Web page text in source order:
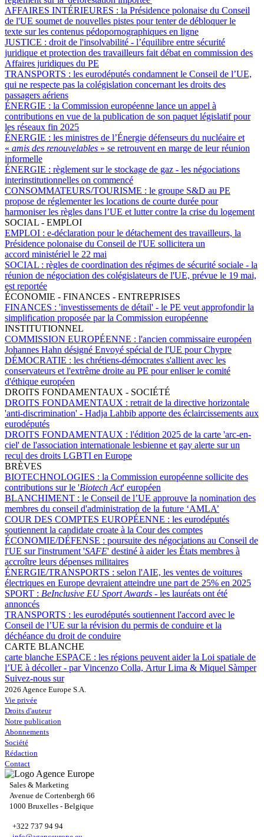
AFFAIRES INTÉRIEURES : la Présidence polonaise du Conseil
de l'UE soumet de nouvelles pistes pour tenter de débloquer le
texte sur les contenus pédopornographiques en ligne
JUSTICE : droit de l'insolvabilité - l’équilibre entre sécurité
juridique et protection des travailleurs fait débat en commission des
Affaires juridiques du PE
TRANSPORTS : les eurodéputés condamnent le Conseil de l’UE,
qui ne respecte pas la colégislation concernant les droits des
passagers aériens
ÉNERGIE : la Commission européenne lance un appel à
contributions en vue de la publication de son paquet législatif pour
les réseaux fin 2025
ÉNERGIE : les ministres de l’Énergie défenseurs du nucléaire et
« amis des renouvelables » se retrouvent en marge de leur réunion
informelle
ÉNERGIE : règlement sur le stockage de gaz - les négociations
interinstitutionnelles on commencé
CONSOMMATEURS/TOURISME : le groupe S&D au PE
propose de réglementer les locations de courte durée pour
harmoniser les règles dans l’UE et lutter contre la crise du logement
SOCIAL - EMPLOI
EMPLOI : e-déclaration pour le détachement des travailleurs, la
Présidence polonaise du Conseil de l'UE sollicitera un
accord ministériel le 22 mai
SOCIAL : règles de coordination des régimes de sécurité sociale - la
réunion de négociation des colégislateurs de l'UE, prévue le 19 mai,
est reportée
ÉCONOMIE - FINANCES - ENTREPRISES
FINANCES : 'investissements de détail' - le PE veut approfondir la
simplification proposée par la Commission européenne
INSTITUTIONNEL
COMMISSION EUROPÉENNE : l'ancien commissaire européen
Johannes Hahn désigné Envoyé spécial de l'UE pour Chypre
DÉMOCRATIE : les chrétiens-démocrates s'allient avec les
conservateurs et l'extrême droite au PE pour enliser le comité
d'éthique européen
DROITS FONDAMENTAUX - SOCIÉTÉ
DROITS FONDAMENTAUX : retrait de la directive horizontale
'anti-discrimination' - Hadja Lahbib apporte des éclaircissements aux
eurodéputés
DROITS FONDAMENTAUX : l'édition 2025 de la carte 'arc-en-
ciel' de l'association internationale lesbienne et gay alerte sur un
recul des droits LGBTI en Europe
BRÈVES
BIOTECHNOLOGIES : la Commission européenne sollicite des
contributions sur le 'Biotech Act' européen
BLANCHIMENT : le Conseil de l’UE approuve la nomination des
membres du conseil d'administration de la future ‘AMLA’
COUR DES COMPTES EUROPÉENNE : les eurodéputés
soutiennent la candidate croate à la Cour des comptes
ÉCONOMIE/DÉFENSE : poursuite des négociations au Conseil de
l'UE sur l'instrument 'SAFE' destiné à aider les États membres à
accroître leurs dépenses militaires
ÉNERGIE/TRANSPORTS : selon l'AIE, les ventes de voitures
électriques en Europe devraient atteindre une part de 25% en 2025
SPORT : BeInclusive EU Sport Awards - les lauréats ont été
annoncés
TRANSPORTS : les eurodéputés soutiennent l'accord avec le
Conseil de l’UE sur la révision du permis de conduire et la
déchéance du droit de conduire
CARTE BLANCHE
carte blanche ESPACE : les régions peuvent aider la Loi spatiale de
l’UE à décoller - par Vincenzo Colla, Artur Lima & Miquel Sàmper
Suivez-nous sur
2026 Agence Europe S.A.
Vie privée
Droits d'auteur
Notre publication
Abonnements
Société
Rédaction
Contact
Sales & Marketing
Avenue de Cortenbergh 66
1000 Bruxelles - Belgique
+322 737 94 94